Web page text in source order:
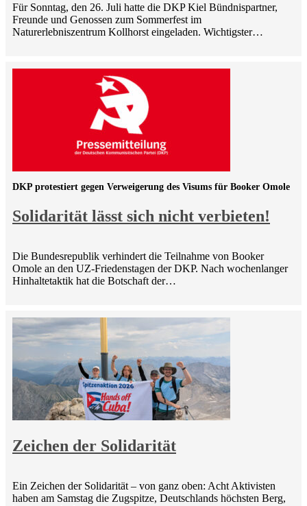
Für Sonntag, den 26. Juli hatte die DKP Kiel Bündnispartner,
Freunde und Genossen zum Sommerfest im
Naturerlebniszentrum Kollhorst eingeladen. Wichtigster…
Solidarität lässt sich nicht verbieten!
DKP protestiert gegen Verweigerung des Visums für Booker Omole
Die Bundesrepublik verhindert die Teilnahme von Booker
Omole an den UZ-Friedenstagen der DKP. Nach wochenlanger
Hinhaltetaktik hat die Botschaft der…
Zeichen der Solidarität
Ein Zeichen der Solidarität – von ganz oben: Acht Aktivisten
haben am Samstag die Zugspitze, Deutschlands höchsten Berg,